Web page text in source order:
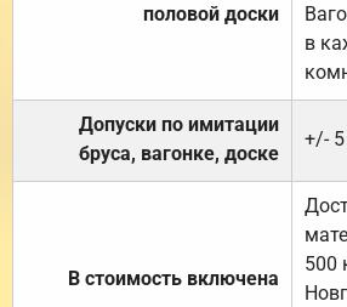
половой доски
в
Допуски по имитации
бруса, вагонке, доске
+/-
В стоимость включена
500